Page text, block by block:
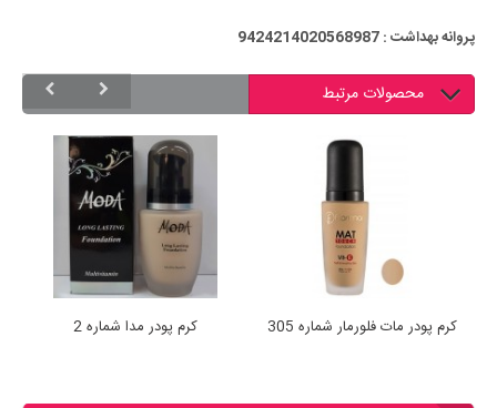
پروانه بهداشت : 9424214020568987
محصولات مرتبط
کرم پودر مدا شماره 2 کرم پودر مات فلورمار شماره 305